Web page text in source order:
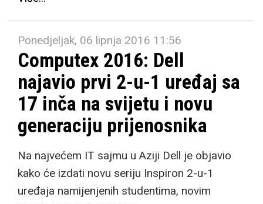
Ponedjeljak, 06 lipnja 2016 11:56
Computex 2016: Dell
najavio prvi 2-u-1 uređaj sa
17 inča na svijetu i novu
generaciju prijenosnika
Na najvećem IT sajmu u Aziji Dell je objavio
kako će izdati novu seriju Inspiron 2-u-1
uređaja namijenjenih studentima, novim